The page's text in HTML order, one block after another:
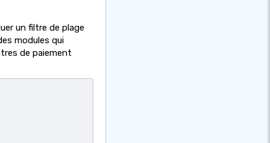
un filtre de plage
modules qui
de paiement